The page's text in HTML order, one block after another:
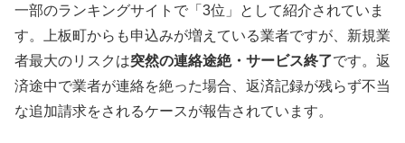
一部のランキングサイトで「3位」として紹介されていま
す。上板町からも申込みが増えている業者ですが、新規業
者最大のリスクは突然の連絡途絶・サービス終了です。返
済途中で業者が連絡を絶った場合、返済記録が残らず不当
な追加請求をされるケースが報告されています。